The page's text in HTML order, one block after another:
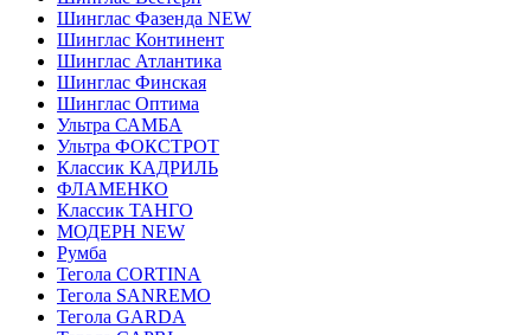
Шинглас Фазенда NEW
Шинглас Континент
Шинглас Атлантика
Шинглас Финская
Шинглас Оптима
Ультра САМБА
Ультра ФОКСТРОТ
Классик КАДРИЛЬ
ФЛАМЕНКО
Классик ТАНГО
МОДЕРН NEW
Румба
Тегола CORTINA
Тегола SANREMO
Тегола GARDA